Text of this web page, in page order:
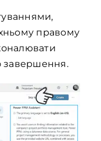
правому
завершення.